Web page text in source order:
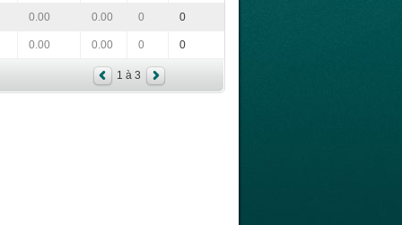
0.00 0.00 0 0
0.00 0.00 0 0
1 à 3